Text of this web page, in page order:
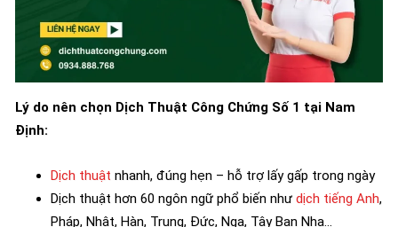
Lý do nên chọn Dịch Thuật Công Chứng Số 1 tại Nam
Định:
Dịch thuật nhanh, đúng hẹn – hỗ trợ lấy gấp trong ngày
Dịch thuật hơn 60 ngôn ngữ phổ biến như dịch tiếng Anh,
Pháp, Nhật, Hàn, Trung, Đức, Nga, Tây Ban Nha…